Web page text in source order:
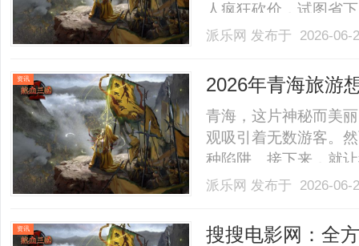
人疯狂砍价，试图省
——“收款与结汇”环节
TikTok收款环节所涉
派乐网 发布于 2026-
资讯
2026年青海旅游
过！
青海，这片神秘而美
观吸引着无数游客。
种陷阱。接下来，就
启一场完美的青海之
藏大量购物店和隐形
派乐网 发布于 2026-
资讯 搜搜电影网：全